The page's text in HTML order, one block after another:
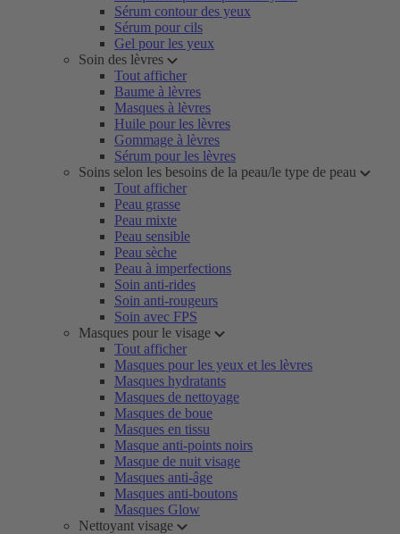
Sérum contour des yeux
Sérum pour cils
Gel pour les yeux
Soin des lèvres
Tout afficher
Baume à lèvres
Masques à lèvres
Huile pour les lèvres
Gommage à lèvres
Sérum pour les lèvres
Soins selon les besoins de la peau/le type de peau
Tout afficher
Peau grasse
Peau mixte
Peau sensible
Peau sèche
Peau à imperfections
Soin anti-rides
Soin anti-rougeurs
Soin avec FPS
Masques pour le visage
Tout afficher
Masques pour les yeux et les lèvres
Masques hydratants
Masques de nettoyage
Masques de boue
Masques en tissu
Masque anti-points noirs
Masque de nuit visage
Masques anti-âge
Masques anti-boutons
Masques Glow
Nettoyant visage